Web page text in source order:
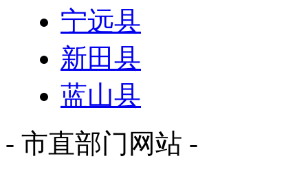
宁远县
新田县
蓝山县
- 市直部门网站 -